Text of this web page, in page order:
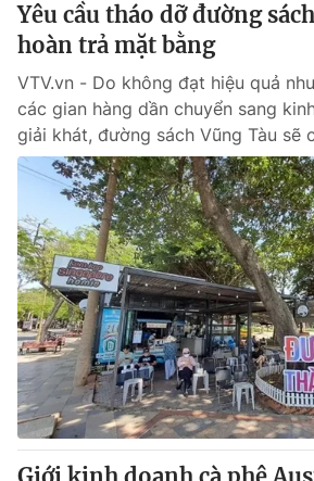
Yêu cầu tháo dỡ đường
hoàn trả mặt bằng
VTV.vn - Do không đạt hiệu quả
các gian hàng dần chuyển sang
giải khát, đường sách Vũng Tàu sẽ